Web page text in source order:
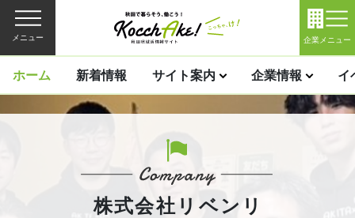
メニュー 企業メニュー
ホーム 新着情報 サイト案内 企業情報 イ
株式会社リベンリ